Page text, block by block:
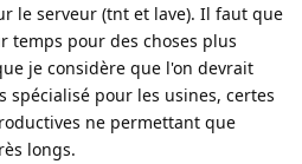
le serveur (tnt et lave). Il faut que
temps pour des choses plus
je considère que l'on devrait
pour les usines, certes
ne permettant que
longs.